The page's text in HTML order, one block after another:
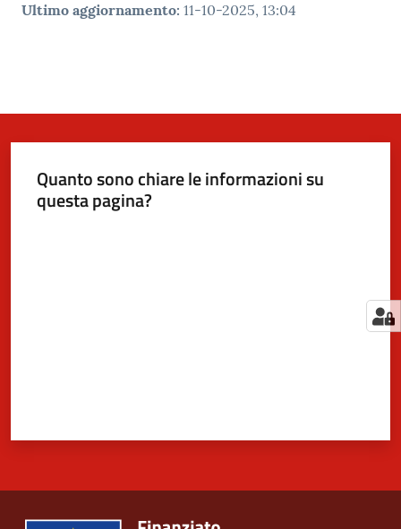
Ultimo aggiornamento: 11-10-2025, 13:04
Quanto sono chiare le informazioni su
questa pagina?